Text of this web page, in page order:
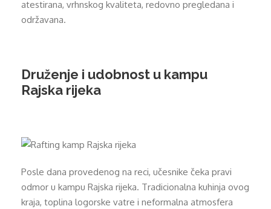
atestirana, vrhnskog kvaliteta, redovno pregledana i
održavana.
Druženje i udobnost u kampu
Rajska rijeka
Posle dana provedenog na reci, učesnike čeka pravi
odmor u kampu Rajska rijeka. Tradicionalna kuhinja ovog
kraja, toplina logorske vatre i neformalna atmosfera